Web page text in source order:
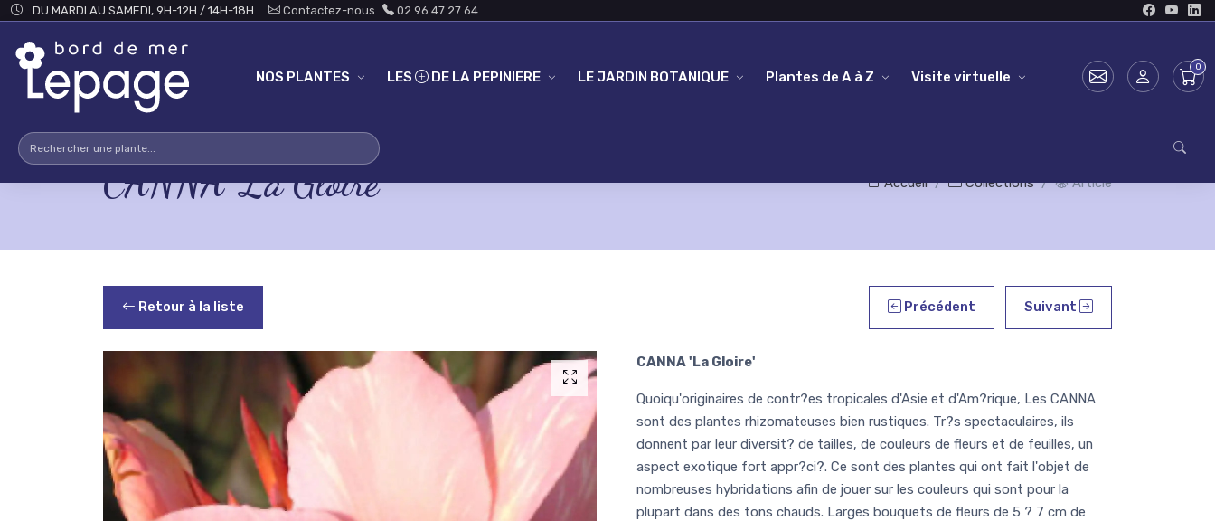
Skip to main content
DU MARDI AU SAMEDI, 9H-12H / 14H-18H Contactez-nous 02 96 47 27 64
NOS PLANTES LES DE LA PEPINIERE LE JARDIN BOTANIQUE Plantes de A à Z Visite virtuelle
CANNA 'La Gloire' Accueil Collections Article
Retour à la liste Précédent Suivant
CANNA 'La Gloire'
Quoiqu'originaires de contr?es tropicales d'Asie et d'Am?rique, Les CANNA
sont des plantes rhizomateuses bien rustiques. Tr?s spectaculaires, ils
donnent par leur diversit? de tailles, de couleurs de fleurs et de feuilles, un
aspect exotique fort appr?ci?. Ce sont des plantes qui ont fait l'objet de
nombreuses hybridations afin de jouer sur les couleurs qui sont pour la
plupart dans des tons chauds. Larges bouquets de fleurs de 5 ? 7 cm de